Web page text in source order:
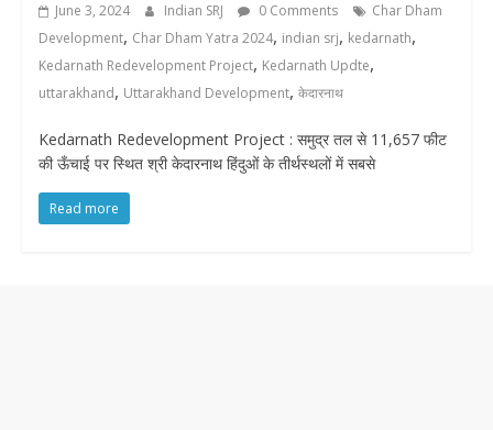
June 3, 2024 Indian SRJ 0 Comments
Char Dham
Development, Char Dham Yatra 2024, indian srj, kedarnath,
Kedarnath Redevelopment Project, Kedarnath Updte,
uttarakhand, Uttarakhand Development, केदारनाथ
Kedarnath Redevelopment Project : समुद्र तल से 11,657 फीट
की ऊँचाई पर स्थित श्री केदारनाथ हिंदुओं के तीर्थस्थलों में सबसे
Read more